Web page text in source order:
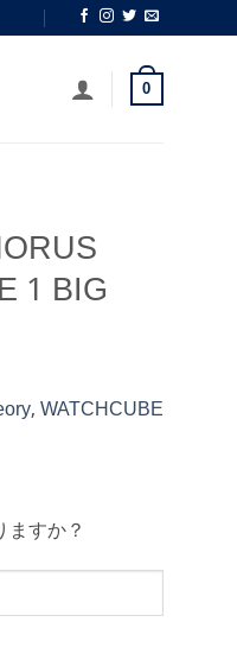
0
1 BIG
,WATCHCUBE
すか？